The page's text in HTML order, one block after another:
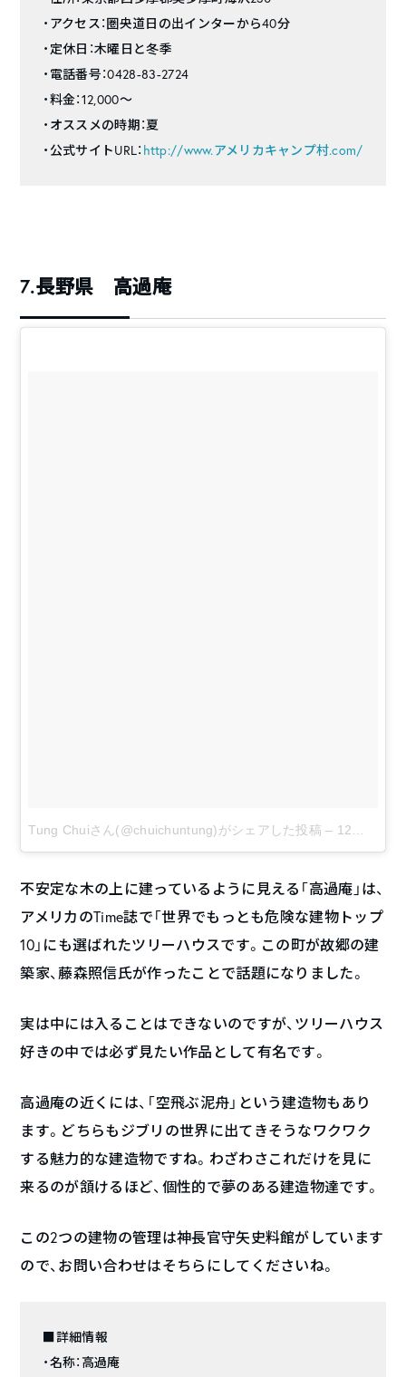
・アクセス：圏央道日の出インターから40分
・定休日：木曜日と冬季
・電話番号：0428-83-2724
・料金：12,000～
・オススメの時期：夏
・公式サイトURL： http://www.アメリカキャンプ村.com/
7.長野県 高過庵
Tung Chuiさん(@chuichuntung)がシェアした投稿 – 12月 11, 2017 at 9:13午後 PST
不安定な木の上に建っているように見える「高過庵」は、
アメリカのTime誌で「世界でもっとも危険な建物トップ
10」にも選ばれたツリーハウスです。この町が故郷の建
築家、藤森照信氏が作ったことで話題になりました。
実は中には入ることはできないのですが、ツリーハウス
好きの中では必ず見たい作品として有名です。
高過庵の近くには、「空飛ぶ泥舟」という建造物もあり
ます。どちらもジブリの世界に出てきそうなワクワク
する魅力的な建造物ですね。わざわさこれだけを見に
来るのが頷けるほど、個性的で夢のある建造物達です。
この2つの建物の管理は神長官守矢史料館がしています
ので、お問い合わせはそちらにしてくださいね。
■詳細情報
・名称：高過庵